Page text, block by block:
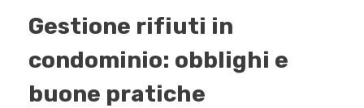
Gestione rifiuti in
condominio: obblighi e
buone pratiche